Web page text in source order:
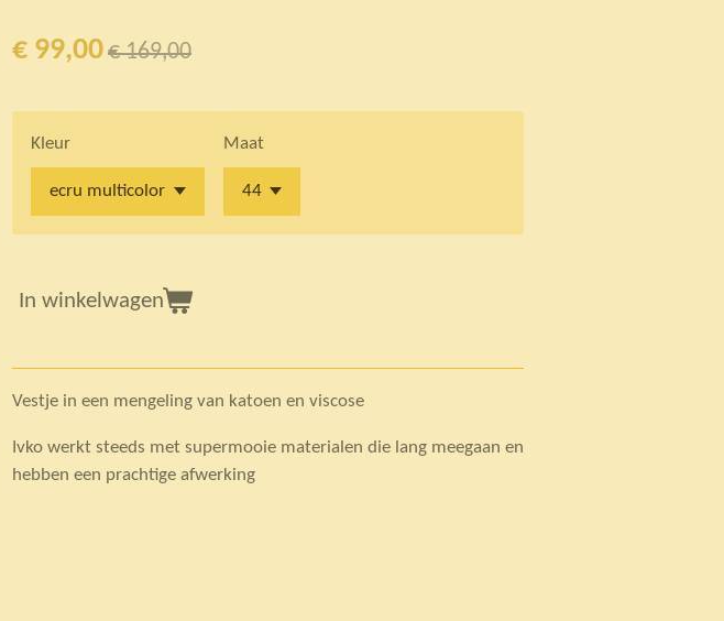
€ 99,00€ 169,00
Kleur Maat
In winkelwagen
Vestje in een mengeling van katoen en viscose
Ivko werkt steeds met supermooie materialen die lang meegaan en
hebben een prachtige afwerking